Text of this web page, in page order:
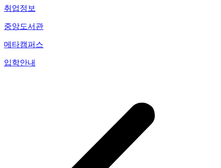
취업정보
중앙도서관
메타캠퍼스
입학안내